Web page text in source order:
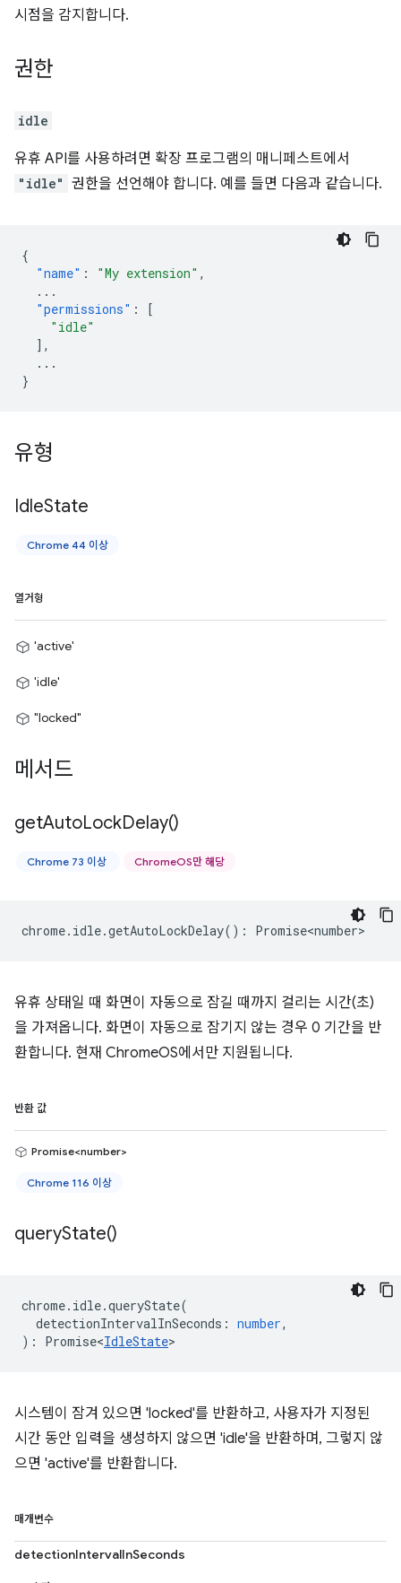
시점을 감지합니다.
권한
idle
유휴 API를 사용하려면 확장 프로그램의 매니페스트에서
"idle" 권한을 선언해야 합니다. 예를 들면 다음과 같습니다.
{
"name" : "My extension" ,
...
"permissions" :
[
"idle"
],
...
}
유형
IdleState
Chrome 44 이상
열거형
'active'
'idle'
"locked"
메서드
getAutoLockDelay()
Chrome 73 이상 ChromeOS만 해당
chrome. idle.getAutoLockDelay() : Promise<number>
유휴 상태일 때 화면이 자동으로 잠길 때까지 걸리는 시간(초)
을 가져옵니다. 화면이 자동으로 잠기지 않는 경우 0 기간을 반
환합니다. 현재 ChromeOS에서만 지원됩니다.
반환 값
Promise<number>
Chrome 116 이상
queryState()
chrome. idle.queryState(
detectionIntervalInSeconds : number,
) : Promise<IdleState>
시스템이 잠겨 있으면 'locked'를 반환하고, 사용자가 지정된
시간 동안 입력을 생성하지 않으면 'idle'을 반환하며, 그렇지 않
으면 'active'를 반환합니다.
매개변수
detectionIntervalInSeconds